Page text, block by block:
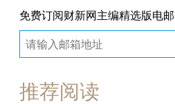
免费订阅财新网主编精选版电邮
推荐阅读